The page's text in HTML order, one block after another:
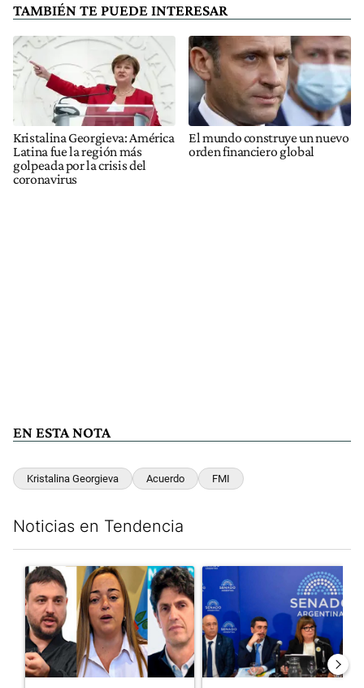
TAMBIÉN TE PUEDE INTERESAR
Kristalina Georgieva: América
Latina fue la región más
golpeada por la crisis del
coronavirus
El mundo construye un nuevo
orden financiero global
EN ESTA NOTA
Kristalina Georgieva Acuerdo FMI
Noticias en Tendencia
Un artículo de tendencia con el título "Grabois, Moreau y
Un artículo de tendencia con